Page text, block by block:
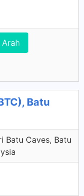
Arah
Batu
Batu Caves, Batu